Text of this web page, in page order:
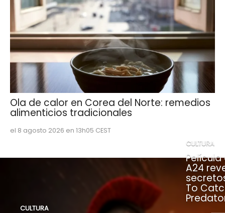
Ola de calor en Corea del Norte: remedios
alimenticios tradicionales
el 8 agosto 2026 en 13h05 CEST
CULTURA
CULTURA
Película
A24
To